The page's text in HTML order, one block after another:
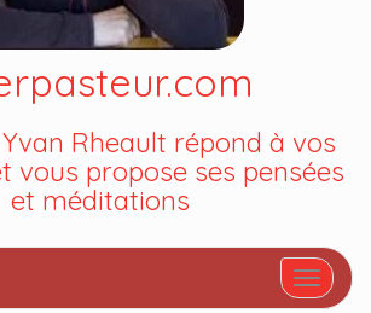
Rheault répond à vos
vous propose ses pensées
et méditations
Afficher/